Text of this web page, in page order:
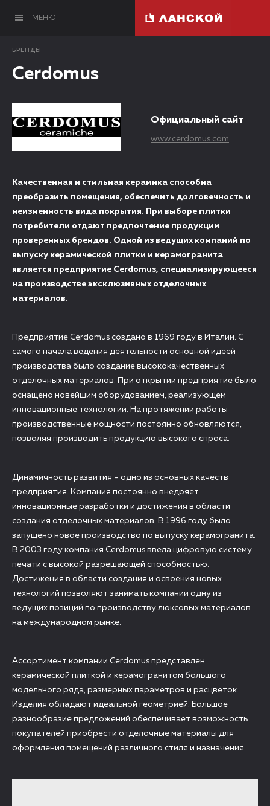
МЕНЮ
БРЕНДЫ
Cerdomus
Официальный сайт
www.cerdomus.com
Качественная и стильная керамика способна
преобразить помещения, обеспечить долговечность и
неизменность вида покрытия. При выборе плитки
потребители отдают предпочтение продукции
проверенных брендов. Одной из ведущих компаний по
выпуску керамической плитки и керамогранита
является предприятие Cerdomus, специализирующееся
на производстве эксклюзивных отделочных
материалов.
Предприятие Cerdomus создано в 1969 году в Италии. С
самого начала ведения деятельности основной идеей
производства было создание высококачественных
отделочных материалов. При открытии предприятие было
оснащено новейшим оборудованием, реализующем
инновационные технологии. На протяжении работы
производственные мощности постоянно обновляются,
позволяя производить продукцию высокого спроса.
Динамичность развития – одно из основных качеств
предприятия. Компания постоянно внедряет
инновационные разработки и достижения в области
создания отделочных материалов. В 1996 году было
запущено новое производство по выпуску керамогранита.
В 2003 году компания Cerdomus ввела цифровую систему
печати с высокой разрешающей способностью.
Достижения в области создания и освоения новых
технологий позволяют занимать компании одну из
ведущих позиций по производству люксовых материалов
на международном рынке.
Ассортимент компании Cerdomus представлен
керамической плиткой и керамогранитом большого
модельного ряда, размерных параметров и расцветок.
Изделия обладают идеальной геометрией. Большое
разнообразие предложений обеспечивает возможность
покупателей приобрести отделочные материалы для
оформления помещений различного стиля и назначения.